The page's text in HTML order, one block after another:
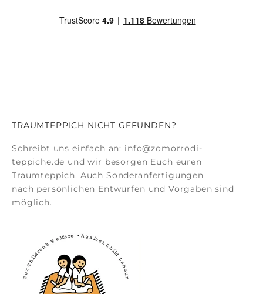
TRAUMTEPPICH NICHT GEFUNDEN?
Schreibt uns einfach an: info@zomorrodi-
teppiche.de und wir besorgen Euch euren
Traumteppich. Auch Sonderanfertigungen
nach persönlichen Entwürfen und Vorgaben sind
möglich.